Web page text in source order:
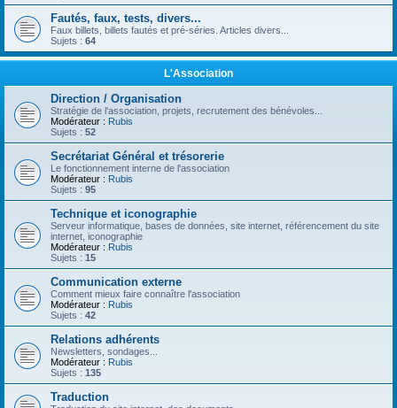
Fautés, faux, tests, divers...
Faux billets, billets fautés et pré-séries. Articles divers...
Sujets : 64
L'Association
Direction / Organisation
Stratégie de l'association, projets, recrutement des bénévoles...
Modérateur : Rubis
Sujets : 52
Secrétariat Général et trésorerie
Le fonctionnement interne de l'association
Modérateur : Rubis
Sujets : 95
Technique et iconographie
Serveur informatique, bases de données, site internet, référencement du site
internet, iconographie
Modérateur : Rubis
Sujets : 15
Communication externe
Comment mieux faire connaître l'association
Modérateur : Rubis
Sujets : 42
Relations adhérents
Newsletters, sondages...
Modérateur : Rubis
Sujets : 135
Traduction